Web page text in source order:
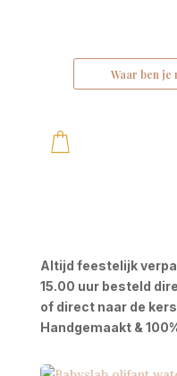
Altijd feestelijk
15.00 uur besteld
of direct naar de
Handgemaakt &